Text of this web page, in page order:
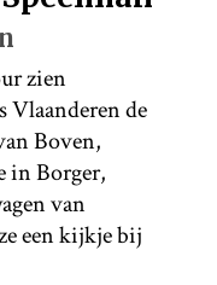
zien
Vlaanderen de
Boven,
in Borger,
van
een kijkje bij